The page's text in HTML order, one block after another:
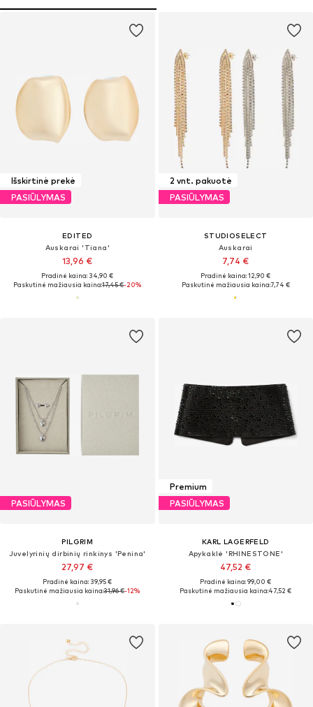
Išskirtinė prekė
PASIŪLYMAS
EDITED
Auskarai 'Tiana'
13,96 €
Pradinė kaina: 34,90 €
Paskutinė mažiausia kaina:17,45 €-20%
2 vnt. pakuotė
PASIŪLYMAS
STUDIOSELECT
Auskarai
7,74 €
Pradinė kaina: 12,90 €
Paskutinė mažiausia kaina:7,74 €
PASIŪLYMAS
PILGRIM
Juvelyrinių dirbinių rinkinys 'Penina'
27,97 €
Pradinė kaina: 39,95 €
Paskutinė mažiausia kaina:31,96 €-12%
Premium
PASIŪLYMAS
KARL LAGERFELD
Apykaklė 'RHINESTONE'
47,52 €
Pradinė kaina: 99,00 €
Paskutinė mažiausia kaina:47,52 €